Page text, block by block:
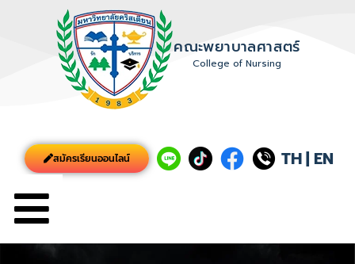
คณะพยาบาลศาสตร์
College of Nursing
สมัครเรียนออนไลน์ TH| EN